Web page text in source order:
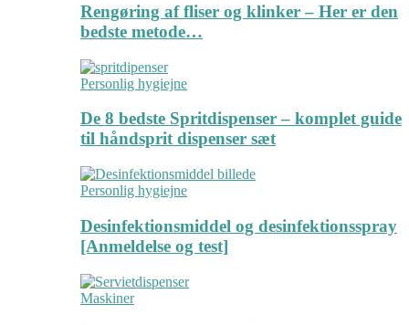
Rengøring af fliser og klinker – Her er den
bedste metode…
Personlig hygiejne
De 8 bedste Spritdispenser – komplet guide
til håndsprit dispenser sæt
Personlig hygiejne
Desinfektionsmiddel og desinfektionsspray
[Anmeldelse og test]
Maskiner